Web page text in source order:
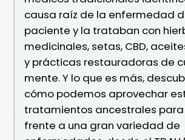
causa raíz de la enfermedad
paciente y la trataban con
medicinales, setas, CBD,
y prácticas restauradoras de
mente. Y lo que es más,
cómo podemos aprovechar
tratamientos ancestrales
frente a una gran variedad de